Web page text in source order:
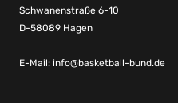
Schwanenstraße 6-10
D-58089 Hagen
E-Mail: info@basketball-bund.de